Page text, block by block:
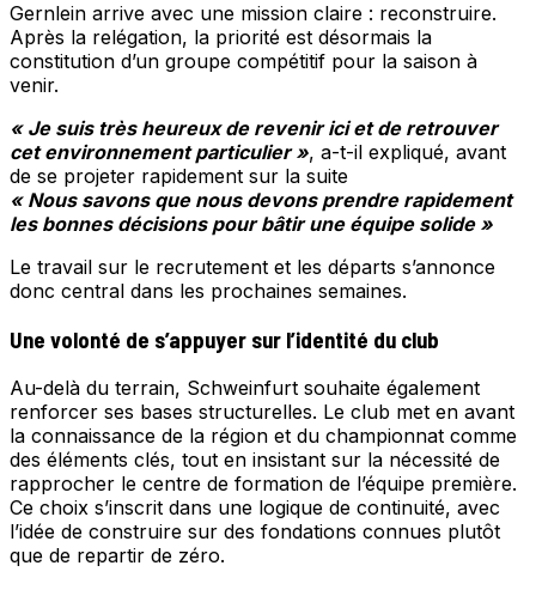
Gernlein arrive avec une mission claire : reconstruire.
Après la relégation, la priorité est désormais la
constitution d’un groupe compétitif pour la saison à
venir.
« Je suis très heureux de revenir ici et de retrouver
cet environnement particulier », a-t-il expliqué, avant
de se projeter rapidement sur la suite
« Nous savons que nous devons prendre rapidement
les bonnes décisions pour bâtir une équipe solide »
Le travail sur le recrutement et les départs s’annonce
donc central dans les prochaines semaines.
Une volonté de s’appuyer sur l’identité du club
Au-delà du terrain, Schweinfurt souhaite également
renforcer ses bases structurelles. Le club met en avant
la connaissance de la région et du championnat comme
des éléments clés, tout en insistant sur la nécessité de
rapprocher le centre de formation de l’équipe première.
Ce choix s’inscrit dans une logique de continuité, avec
l’idée de construire sur des fondations connues plutôt
que de repartir de zéro.